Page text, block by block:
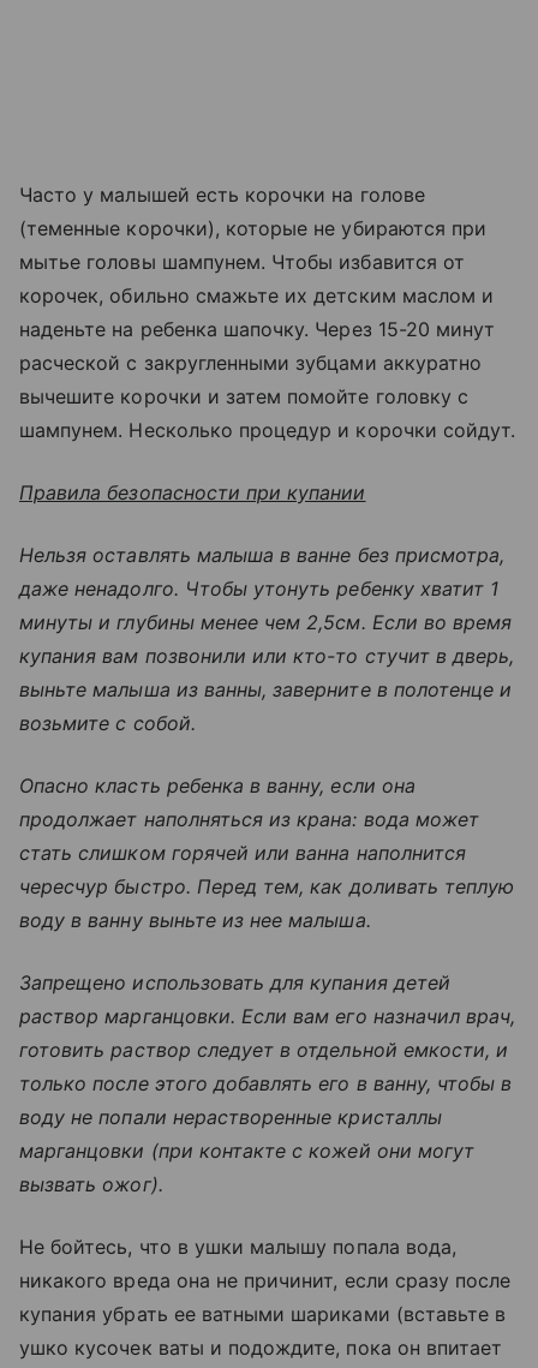
Часто у малышей есть корочки на голове
(теменные корочки), которые не убираются при
мытье головы шампунем. Чтобы избавится от
корочек, обильно смажьте их детским маслом и
наденьте на ребенка шапочку. Через 15-20 минут
расческой с закругленными зубцами аккуратно
вычешите корочки и затем помойте головку с
шампунем. Несколько процедур и корочки сойдут.
Правила безопасности при купании
Нельзя оставлять малыша в ванне без присмотра,
даже ненадолго. Чтобы утонуть ребенку хватит 1
минуты и глубины менее чем 2,5см. Если во время
купания вам позвонили или кто-то стучит в дверь,
выньте малыша из ванны, заверните в полотенце и
возьмите с собой.
Опасно класть ребенка в ванну, если она
продолжает наполняться из крана: вода может
стать слишком горячей или ванна наполнится
чересчур быстро. Перед тем, как доливать теплую
воду в ванну выньте из нее малыша.
Запрещено использовать для купания детей
раствор марганцовки. Если вам его назначил врач,
готовить раствор следует в отдельной емкости, и
только после этого добавлять его в ванну, чтобы в
воду не попали нерастворенные кристаллы
марганцовки (при контакте с кожей они могут
вызвать ожог).
Не бойтесь, что в ушки малышу попала вода,
никакого вреда она не причинит, если сразу после
купания убрать ее ватными шариками (вставьте в
ушко кусочек ваты и подождите, пока он впитает